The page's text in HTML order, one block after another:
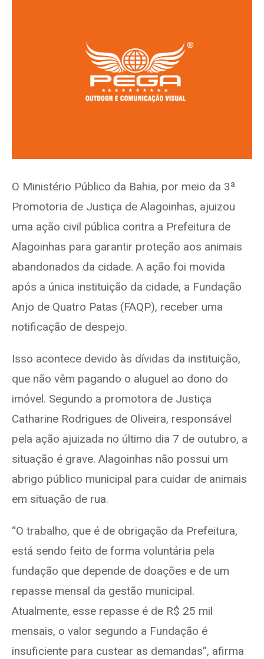
O Ministério Público da Bahia, por meio da 3ª
Promotoria de Justiça de Alagoinhas, ajuizou
uma ação civil pública contra a Prefeitura de
Alagoinhas para garantir proteção aos animais
abandonados da cidade. A ação foi movida
após a única instituição da cidade, a Fundação
Anjo de Quatro Patas (FAQP), receber uma
notificação de despejo.
Isso acontece devido às dívidas da instituição,
que não vêm pagando o aluguel ao dono do
imóvel. Segundo a promotora de Justiça
Catharine Rodrigues de Oliveira, responsável
pela ação ajuizada no último dia 7 de outubro, a
situação é grave. Alagoinhas não possui um
abrigo público municipal para cuidar de animais
em situação de rua.
“O trabalho, que é de obrigação da Prefeitura,
está sendo feito de forma voluntária pela
fundação que depende de doações e de um
repasse mensal da gestão municipal.
Atualmente, esse repasse é de R$ 25 mil
mensais, o valor segundo a Fundação é
insuficiente para custear as demandas”, afirma